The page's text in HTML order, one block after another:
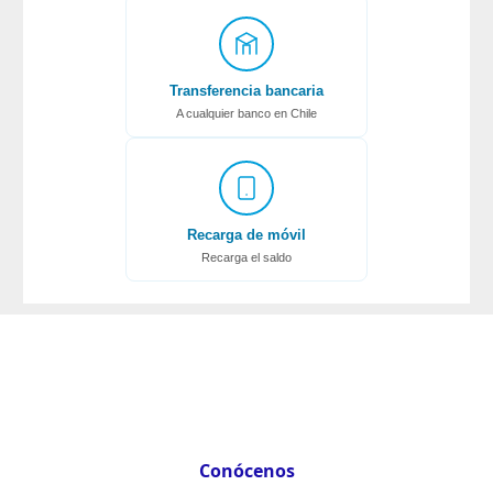
Transferencia bancaria
A cualquier banco en Chile
Recarga de móvil
Recarga el saldo
Conócenos